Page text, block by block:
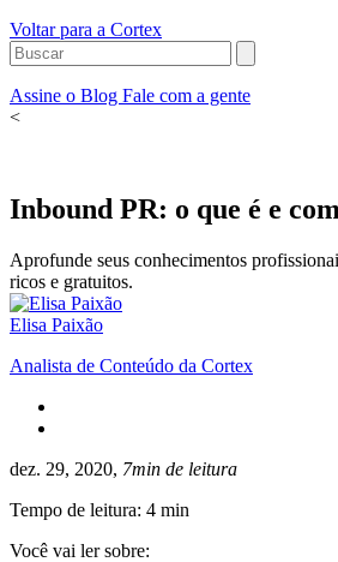
Voltar para a Cortex
Assine o Blog Fale com a gente
<
Inbound PR: o que é e
Aprofunde seus conhecimentos
ricos e gratuitos.
Elisa Paixão
Analista de Conteúdo da Cortex
dez. 29, 2020, 7min de leitura
Tempo de leitura: 4 min
Você vai ler sobre: